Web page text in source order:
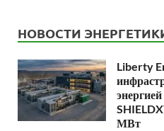
НОВОСТИ
Liberty
МВт